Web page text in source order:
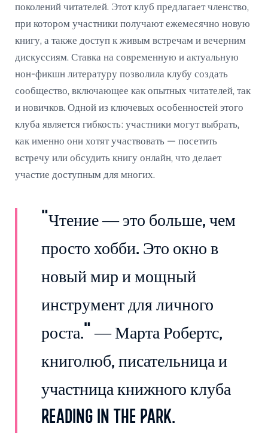
поколений читателей. Этот клуб предлагает членство,
при котором участники получают ежемесячно новую
книгу, а также доступ к живым встречам и вечерним
дискуссиям. Ставка на современную и актуальную
нон-фикшн литературу позволила клубу создать
сообщество, включающее как опытных читателей, так
и новичков. Одной из ключевых особенностей этого
клуба является гибкость: участники могут выбрать,
как именно они хотят участвовать — посетить
встречу или обсудить книгу онлайн, что делает
участие доступным для многих.
"Чтение — это больше, чем
просто хобби. Это окно в
новый мир и мощный
инструмент для личного
роста." — Марта Робертс,
книголюб, писательница и
участница книжного клуба
Reading in the Park.